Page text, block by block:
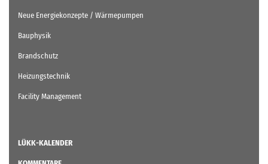
Neue Energiekonzepte / Wärmepumpen
Bauphysik
Brandschutz
Heizungstechnik
Facility Management
LÜKK-KALENDER